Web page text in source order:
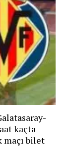
kaçta
maçı bilet